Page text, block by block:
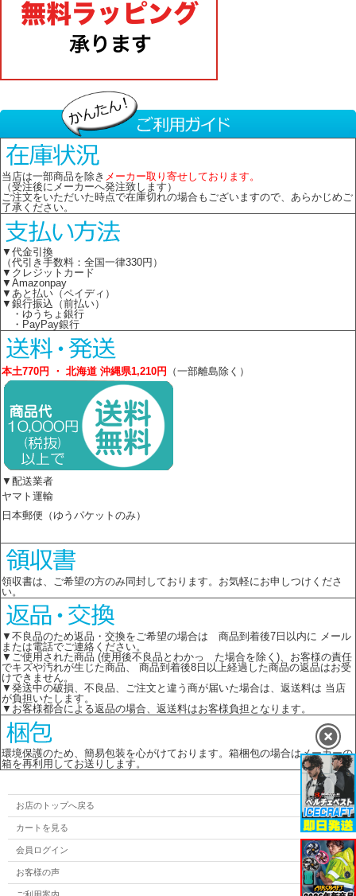
当店は一部商品を除き メーカー取り寄せしております。
（受注後にメーカーへ発注致します）
ご注文をいただいた時点で在庫切れの場合もございますので、あらかじめご
了承ください。
▼代金引換
（代引き手数料：全国一律330円）
▼クレジットカード
▼Amazonpay
▼あと払い（ペイディ）
▼銀行振込（前払い）
・ゆうちょ銀行
・PayPay銀行
本土770円 ・ 北海道 沖縄県1,210円 （一部離島除く）
▼配送業者
ヤマト運輸
日本郵便（ゆうパケットのみ）
領収書は、ご希望の方のみ同封しております。お気軽にお申しつけくださ
い。
▼不良品のため返品・交換をご希望の場合は 商品到着後7日以内に メール
または電話でご連絡ください。
▼ご使用された商品 (使用後不良品とわかっ た場合を除く)、お客様の責任
でキズや汚れが生じた商品、 商品到着後8日以上経過した商品の返品はお受
けできません。
▼発送中の破損、不良品、ご注文と違う商が届いた場合は、返送料は 当店
が負担いたします。
▼お客様都合による返品の場合、返送料はお客様負担となります。
環境保護のため、簡易包装を心がけております。箱梱包の場合はメーカーの
箱を再利用してお送りします。
お店のトップへ戻る
カートを見る
会員ログイン
お客様の声